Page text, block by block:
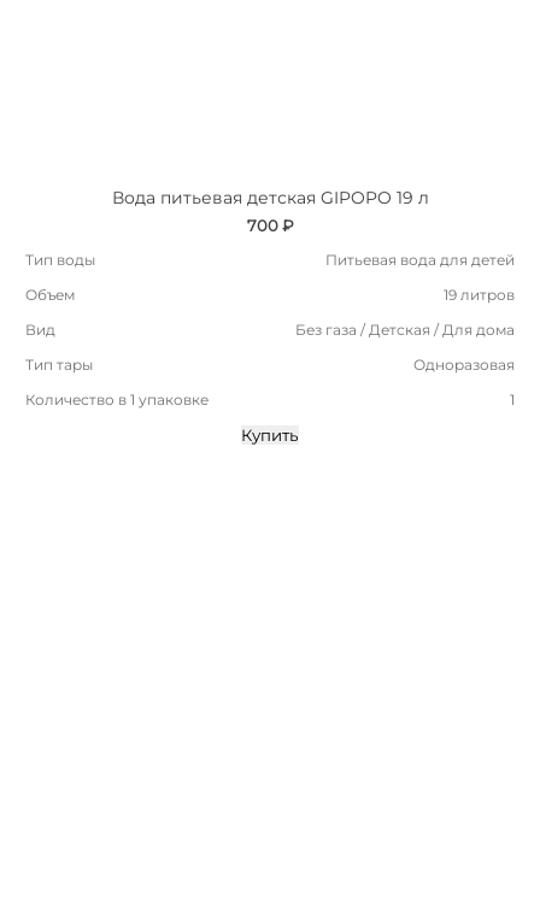
Вода питьевая детская GIPOPO 19 л
700 ₽
Тип воды
Питьевая вода для детей
Объем
19 литров
Вид
Без газа / Детская / Для дома
Тип тары
Одноразовая
Количество в 1 упаковке
1
Купить